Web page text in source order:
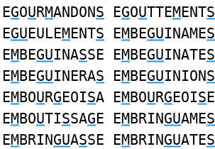
EGOURMANDONS EGOUTTEMENTS
EGUEULEMENTS EMBEGUINAMES
EMBEGUINASSE EMBEGUINATES
EMBEGUINERAS EMBEGUINIONS
EMBOURGEOISA EMBOURGEOISE
EMBOUTISSAGE EMBRINGUAMES
EMBRINGUASSE EMBRINGUATES